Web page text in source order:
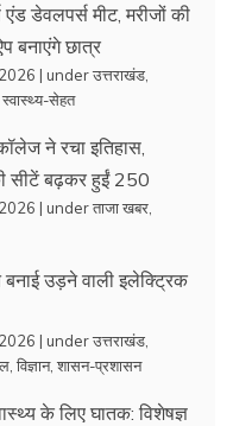
एंड डेवलपर्स मीट, मरीजों की
बनाएंगे छात्र
| underउत्तराखंड
स्वास्थ्य-सेहत
ने रचा इतिहास,
सीटें बढ़कर हुईं 250
| underताजा खबर
बनाई उड़ने वाली इलेक्ट्रिक
| underउत्तराखंड
विज्ञान, शासन-प्रशासन
के लिए घातक: विशेषज्ञ